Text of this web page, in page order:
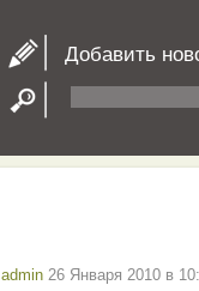
Добавить
admin 26 Января 2010 в